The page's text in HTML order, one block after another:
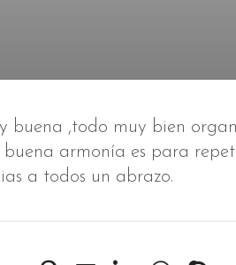
buena ,todo muy bien
buena armonía es para
a todos un abrazo.